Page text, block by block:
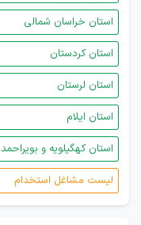
استان خراسان شمالی
استان کردستان
استان لرستان
استان ایلام
استان کهگیلویه و بویراحمد
لیست مشاغل استخدام